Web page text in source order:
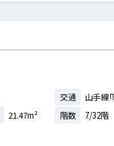
交通
山手線
21.47m² 階数 7/32階